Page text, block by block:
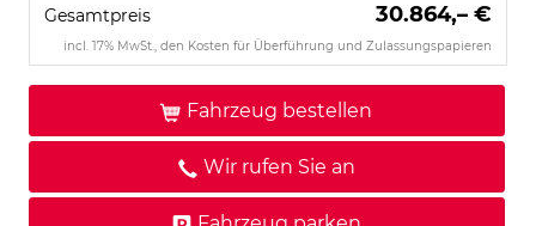
Gesamtpreis 30.864,– €
incl. 17% MwSt., den Kosten für Überführung und Zulassungspapieren
Fahrzeug bestellen
Wir rufen Sie an